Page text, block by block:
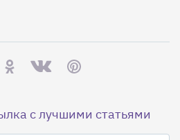
с лучшими статьями